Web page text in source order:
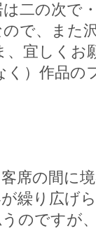
二の次で
ので、ま
宜しくお
）作品の
席の間に
が繰り広げ
のですが